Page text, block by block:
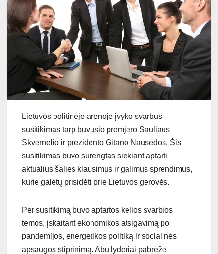
Lietuvos politinėje arenoje įvyko svarbus
susitikimas tarp buvusio premjero Sauliaus
Skvernelio ir prezidento Gitano Nausėdos. Šis
susitikimas buvo surengtas siekiant aptarti
aktualius šalies klausimus ir galimus sprendimus,
kurie galėtų prisidėti prie Lietuvos gerovės.
Per susitikimą buvo aptartos kelios svarbios
temos, įskaitant ekonomikos atsigavimą po
pandemijos, energetikos politiką ir socialinės
apsaugos stiprinimą. Abu lyderiai pabrėžė